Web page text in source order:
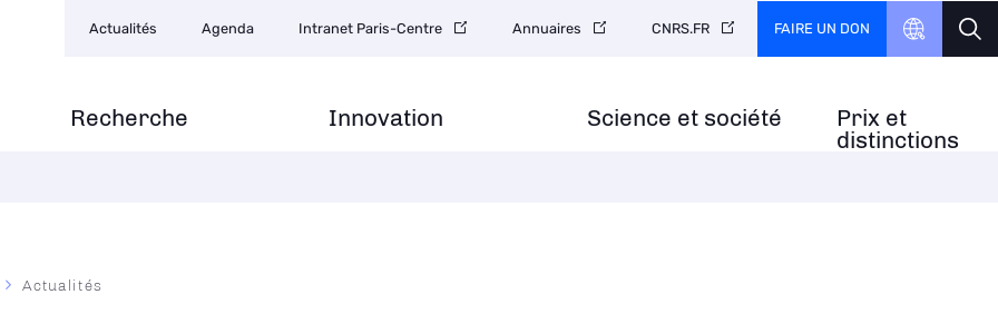
Recherche Innovation Science et société
Prix et
distinctions
secondaire
Actualités Agenda Intranet Paris-Centre Annuaires CNRS.FR FAIRE UN DON
Actualités